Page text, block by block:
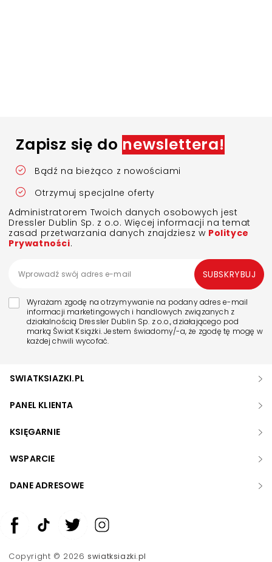
Zapisz się do newslettera!
Bądź na bieżąco z nowościami
Otrzymuj specjalne oferty
Administratorem Twoich danych osobowych jest
Dressler Dublin Sp. z o.o. Więcej informacji na temat
zasad przetwarzania danych znajdziesz w Polityce
Prywatności.
Wyrażam zgodę na otrzymywanie na podany adres e-mail
informacji marketingowych i handlowych związanych z
działalnością Dressler Dublin Sp. z o.o., działającego pod
marką Świat Książki. Jestem świadomy/-a, że zgodę tę mogę w
każdej chwili wycofać.
SUBSKRYBUJ
SWIATKSIAZKI.PL
PANEL KLIENTA
KSIĘGARNIE
WSPARCIE
DANE ADRESOWE
Copyright © 2026swiatksiazki.pl
Zwiększ rozmiar czcionki